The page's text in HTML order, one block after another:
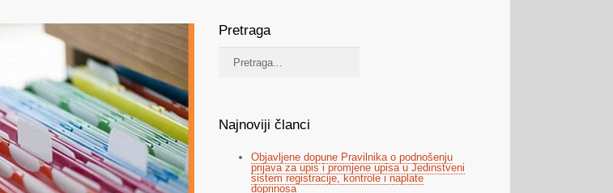
Pretraga
Najnoviji članci
Objavljene dopune Pravilnika o podnošenju
prijava za upis i promjene upisa u Jedinstveni
sistem registracije, kontrole i naplate
doprinosa